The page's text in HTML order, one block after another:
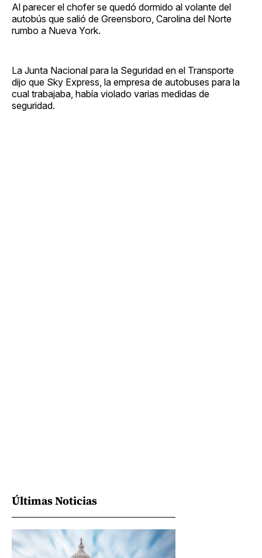
Al parecer el chofer se quedó dormido al volante del
autobús que salió de Greensboro, Carolina del Norte
rumbo a Nueva York.
La Junta Nacional para la Seguridad en el Transporte
dijo que Sky Express, la empresa de autobuses para la
cual trabajaba, había violado varias medidas de
seguridad.
Últimas Noticias